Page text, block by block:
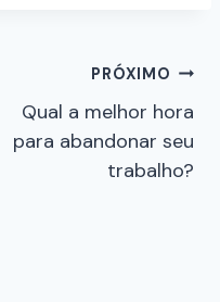
PRÓXIMO
Qual a melhor hora
para abandonar seu
trabalho?